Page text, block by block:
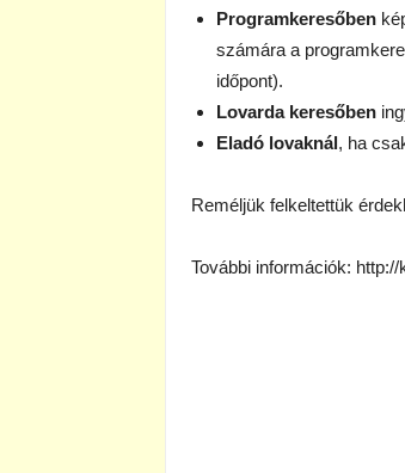
Programkeresőben
számára a
időpont).
Lovarda keresőben
Eladó lovaknál, ha
Reméljük felkeltettük
További információk: